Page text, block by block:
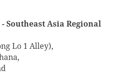
Southeast Asia Regional
Lo 1 Alley),